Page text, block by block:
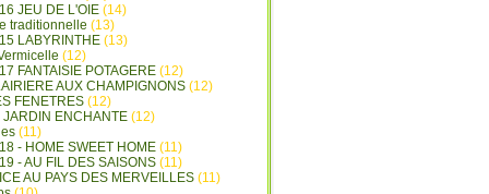
JEU DE L'OIE (14)
traditionnelle (13)
LABYRINTHE (13)
(12)
FANTAISIE POTAGERE (12)
AUX CHAMPIGNONS (12)
FENETRES (12)
JARDIN ENCHANTE (12)
(11)
- HOME SWEET HOME (11)
- AU FIL DES SAISONS (11)
AU PAYS DES MERVEILLES (11)